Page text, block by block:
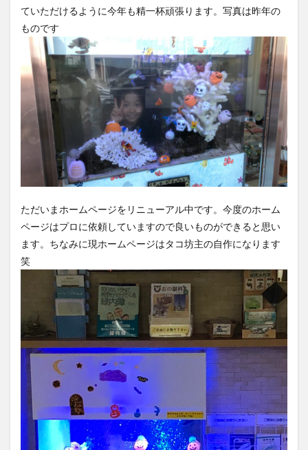
ていただけるように今年も精一杯頑張ります。写真は昨年の
ものです
ただいまホームページをリニューアル中です。今度のホーム
ページはプロに依頼していますので良いものができると思い
ます。ちなみに現ホームページはタコ坊主の自作になります
笑